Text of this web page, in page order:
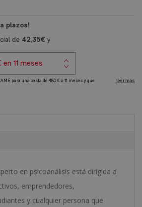
t
en psicoanálisis está dirigida a
emprendedores,
y cualquier persona que